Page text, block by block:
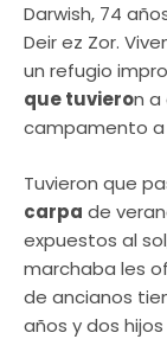
Darwish, 74
Deir ez Zor.
un refugio
que tuvieron a
campamento a
Tuvieron que
carpa de
expuestos al
marchaba les
de ancianos
años y dos